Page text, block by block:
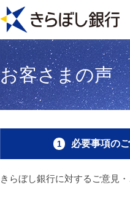
お客さまの声
必要事項の
きらぼし銀行に対するご意見